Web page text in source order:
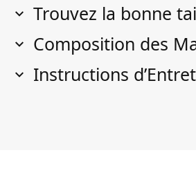
Trouvez la bonne
Composition des
Instructions